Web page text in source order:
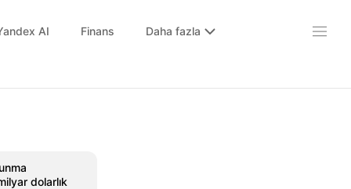
AI Finans Daha fazla
dolarlık